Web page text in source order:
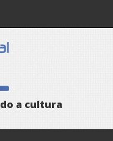
do a cultura